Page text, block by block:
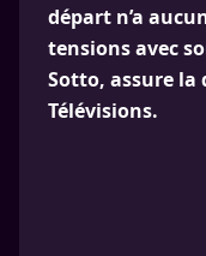
départ n’a
tensions avec
Sotto, assure la
Télévisions.